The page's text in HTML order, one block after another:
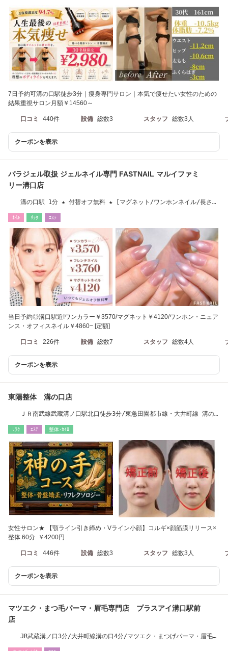
7日予約可溝の口駅徒歩3分｜痩身専門サロン｜本気で痩せたい女性のための
結果重視サロン月額￥14560～
口コミ 440件 設備 総数3 スタッフ 総数3人
クーポンを表示
パラジェル取扱 ジェルネイル専門 FASTNAIL マルイファミ
リー溝口店
溝の口駅 1分 ★ 付替オフ無料 ★ [マグネット/ワンホンネイル/長さだ
ﾈｲﾙ ﾘﾗｸ ｴｽﾃ
当日予約◎溝口駅近!ワンカラー￥3570/マグネット￥4120/ワンホン・ニュア
ンス・オフィスネイル￥4860~ [定額]
口コミ 226件 設備 総数7 スタッフ 総数4人
クーポンを表示
東陽整体 溝の口店
ＪＲ南武線武蔵溝ノ口駅北口徒歩3分/東急田園都市線・大井町線 溝の
ﾘﾗｸ ｴｽﾃ 整体･ｶｲﾛ
女性サロン★ 【顎ライン引き締め・Vライン小顔】コルギ×顔筋膜リリース×
整体 60分 ￥4200円
口コミ 446件 設備 総数3 スタッフ 総数3人
クーポンを表示
マツエク・まつ毛パーマ・眉毛専門店 プラスアイ溝口駅前
店
JR武蔵溝ノ口3分/大井町線溝の口4分/マツエク・まつげパーマ・眉毛・